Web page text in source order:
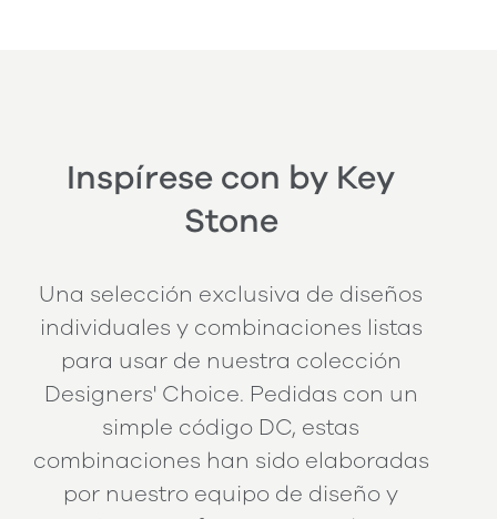
Inspírese con by Key
Stone
Una selección exclusiva de diseños
individuales y combinaciones listas
para usar de nuestra colección
Designers' Choice. Pedidas con un
simple código DC, estas
combinaciones han sido elaboradas
por nuestro equipo de diseño y